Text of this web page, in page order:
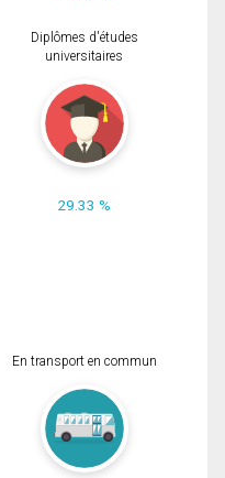
Diplômes d'études
universitaires
29.33 %
En transport en commun